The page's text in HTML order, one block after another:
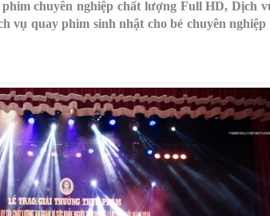
chuyên nghiệp chất lượng Full HD, Dịch
vụ quay phim sinh nhật cho bé chuyên